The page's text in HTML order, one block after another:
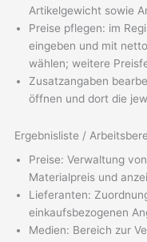
Artikelgewicht sowie
Preise pflegen: im
eingeben und mit
wählen; weitere
Zusatzangaben
öffnen und dort die
Ergebnisliste /
Preise: Verwaltung
Materialpreis und
Lieferanten:
einkaufsbezogenen
Medien: Bereich zur